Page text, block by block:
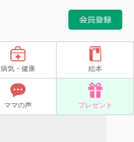
病気・健康 絵本
ママの声 プレゼント